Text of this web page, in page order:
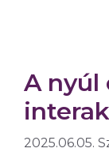
A nyúl
2025.06.05.